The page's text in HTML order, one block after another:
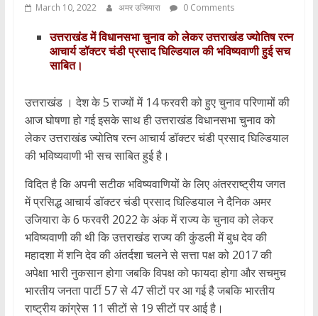
March 10, 2022 अमर उजियारा 0 Comments
उत्तराखंड में विधानसभा चुनाव को लेकर उत्तराखंड ज्योतिष रत्न
आचार्य डॉक्टर चंडी प्रसाद घिल्डियाल की भविष्यवाणी हुई सच
साबित।
उत्तराखंड । देश के 5 राज्यों में 14 फरवरी को हुए चुनाव परिणामों की
आज घोषणा हो गई इसके साथ ही उत्तराखंड विधानसभा चुनाव को
लेकर उत्तराखंड ज्योतिष रत्न आचार्य डॉक्टर चंडी प्रसाद घिल्डियाल
की भविष्यवाणी भी सच साबित हुई है।
विदित है कि अपनी सटीक भविष्यवाणियों के लिए अंतरराष्ट्रीय जगत
में प्रसिद्ध आचार्य डॉक्टर चंडी प्रसाद घिल्डियाल ने दैनिक अमर
उजियारा के 6 फरवरी 2022 के अंक में राज्य के चुनाव को लेकर
भविष्यवाणी की थी कि उत्तराखंड राज्य की कुंडली में बुध देव की
महादशा में शनि देव की अंतर्दशा चलने से सत्ता पक्ष को 2017 की
अपेक्षा भारी नुकसान होगा जबकि विपक्ष को फायदा होगा और सचमुच
भारतीय जनता पार्टी 57 से 47 सीटों पर आ गई है जबकि भारतीय
राष्ट्रीय कांग्रेस 11 सीटों से 19 सीटों पर आई है।